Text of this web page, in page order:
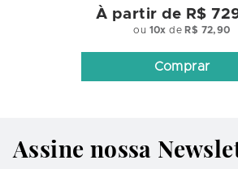
À partir de R$
ou 10x de R$ 72,90
Comprar
Assine nossa